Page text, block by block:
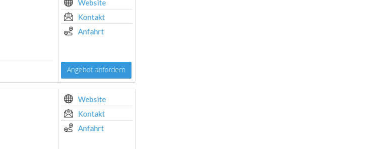
Website
Kontakt
Anfahrt
Angebot anfordern
Website
Kontakt
Anfahrt